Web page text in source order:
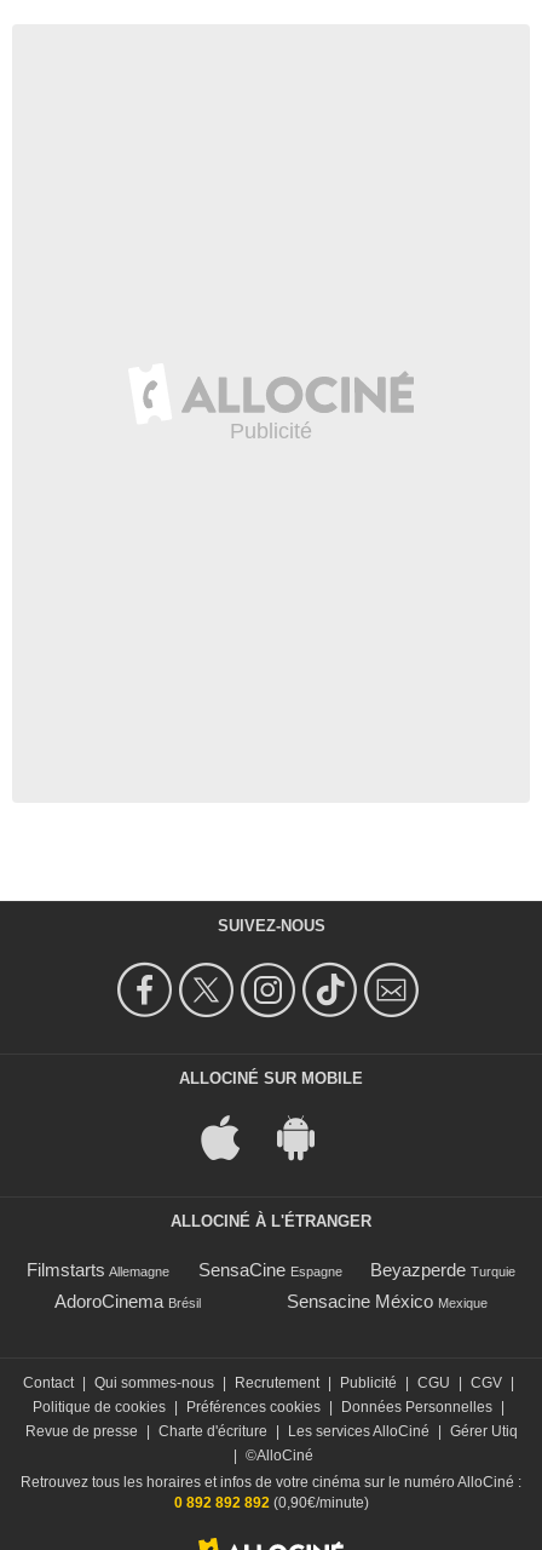
SUIVEZ-NOUS
ALLOCINÉ SUR MOBILE
ALLOCINÉ À L'ÉTRANGER
Filmstarts Allemagne SensaCine Espagne Beyazperde Turquie
AdoroCinema Brésil Sensacine México Mexique
Contact Qui sommes-nous Recrutement Publicité CGU CGV
Politique de cookies
Préférences cookies Données Personnelles
Revue de presse
Charte d'écriture Les services AlloCiné
Gérer Utiq
©AlloCiné
Retrouvez tous les horaires et infos de votre cinéma sur le numéro AlloCiné :
0 892 892 892(0,90€/minute)